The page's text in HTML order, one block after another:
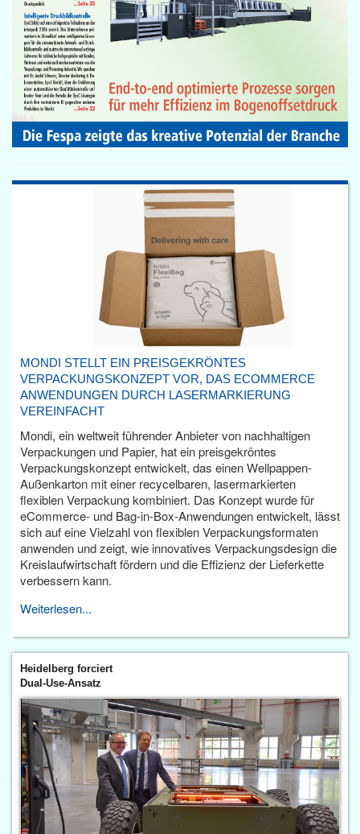
MONDI STELLT EIN PREISGEKRÖNTES
VERPACKUNGSKONZEPT VOR, DAS ECOMMERCE
ANWENDUNGEN DURCH LASERMARKIERUNG
VEREINFACHT
Mondi, ein weltweit führender Anbieter von nachhaltigen
Verpackungen und Papier, hat ein preisgekröntes
Verpackungskonzept entwickelt, das einen Wellpappen-
Außenkarton mit einer recycelbaren, lasermarkierten
flexiblen Verpackung kombiniert. Das Konzept wurde für
eCommerce- und Bag-in-Box-Anwendungen entwickelt, lässt
sich auf eine Vielzahl von flexiblen Verpackungsformaten
anwenden und zeigt, wie innovatives Verpackungsdesign die
Kreislaufwirtschaft fördern und die Effizienz der Lieferkette
verbessern kann.
Weiterlesen...
Heidelberg forciert
Dual-Use-Ansatz